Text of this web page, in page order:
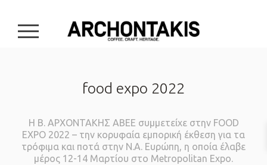
burger button
food expo 2022
Η Β. ΑΡΧΟΝΤΑΚΗΣ ΑΒΕΕ συμμετείχε στην FOOD
EXPO 2022 – την κορυφαία εμπορική έκθεση για τα
τρόφιμα και ποτά στην Ν.Α. Ευρώπη, η οποία έλαβε
μέρος 12-14 Μαρτίου στο Metropolitan Expo.